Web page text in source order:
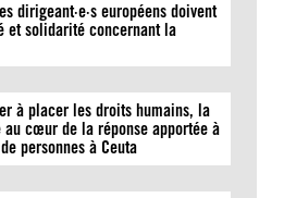
dirigeant·e·s européens doivent
et solidarité concernant la
à placer les droits humains, la
au cœur de la réponse apportée à
personnes à Ceuta